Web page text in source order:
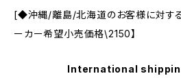
[◆沖縄/離島/北海道のお客様に対する
ーカー希望小売価格\2150】
International